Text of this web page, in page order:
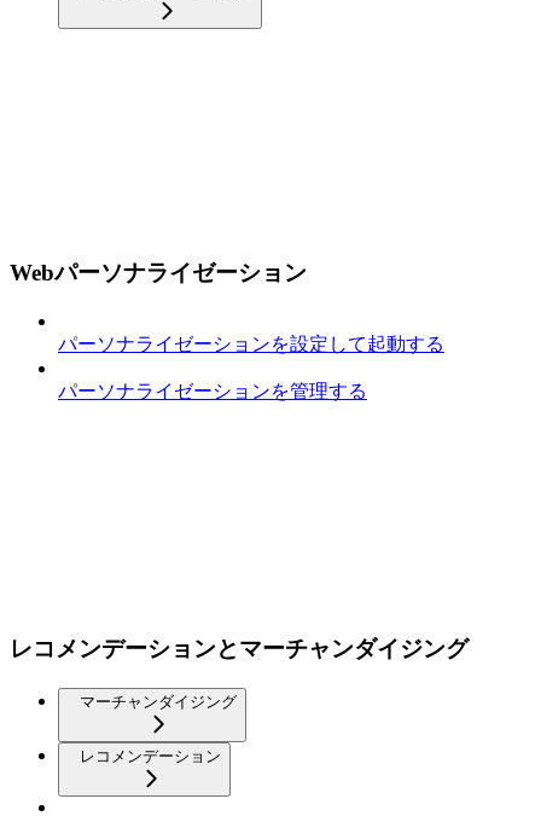
Webパーソナライゼーション
パーソナライゼーションを設定して起動する
パーソナライゼーションを管理する
レコメンデーションとマーチャンダイジング
マーチャンダイジング
レコメンデーション